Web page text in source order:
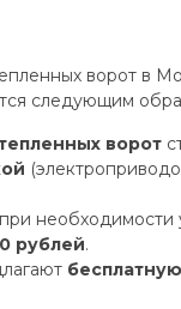
ворот в
следующим
ворот
рублей.